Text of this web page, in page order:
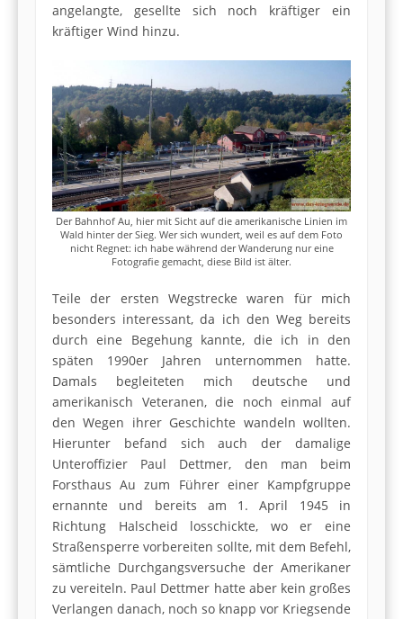
angelangte, gesellte sich noch kräftiger ein
kräftiger Wind hinzu.
Der Bahnhof Au, hier mit Sicht auf die amerikanische Linien im
Wald hinter der Sieg. Wer sich wundert, weil es auf dem Foto
nicht Regnet: ich habe während der Wanderung nur eine
Fotografie gemacht, diese Bild ist älter.
Teile der ersten Wegstrecke waren für mich
besonders interessant, da ich den Weg bereits
durch eine Begehung kannte, die ich in den
späten 1990er Jahren unternommen hatte.
Damals begleiteten mich deutsche und
amerikanisch Veteranen, die noch einmal auf
den Wegen ihrer Geschichte wandeln wollten.
Hierunter befand sich auch der damalige
Unteroffizier Paul Dettmer, den man beim
Forsthaus Au zum Führer einer Kampfgruppe
ernannte und bereits am 1. April 1945 in
Richtung Halscheid losschickte, wo er eine
Straßensperre vorbereiten sollte, mit dem Befehl,
sämtliche Durchgangsversuche der Amerikaner
zu vereiteln. Paul Dettmer hatte aber kein großes
Verlangen danach, noch so knapp vor Kriegsende